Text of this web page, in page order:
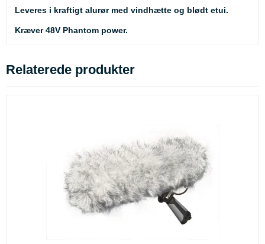
Leveres i kraftigt alurør med vindhætte og blødt etui.
Kræver 48V Phantom power.
Relaterede produkter